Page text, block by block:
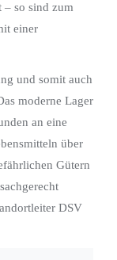
– so sind zum
einer
und somit auch
moderne Lager
an eine
über
Gütern
DSV